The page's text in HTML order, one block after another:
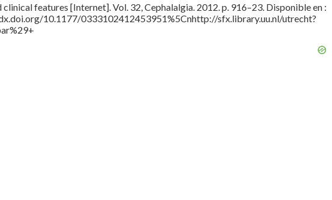
features [Internet]. Vol. 32, Cephalalgia. 2012. p. 916–23. Disponible en :
10.1177/0333102412453951%5Cnhttp://sfx.library.uu.nl/utrecht?